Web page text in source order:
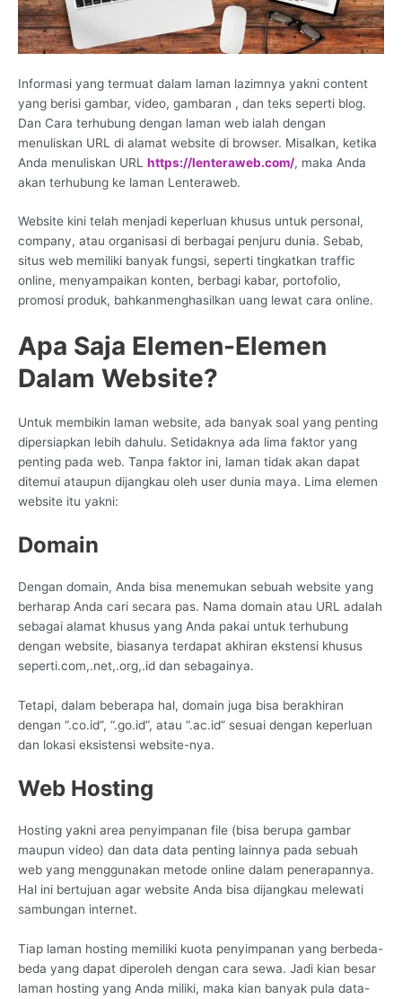
Informasi yang termuat dalam laman lazimnya yakni content
yang berisi gambar, video, gambaran , dan teks seperti blog.
Dan Cara terhubung dengan laman web ialah dengan
menuliskan URL di alamat website di browser. Misalkan, ketika
Anda menuliskan URL https://lenteraweb.com/, maka Anda
akan terhubung ke laman Lenteraweb.
Website kini telah menjadi keperluan khusus untuk personal,
company, atau organisasi di berbagai penjuru dunia. Sebab,
situs web memiliki banyak fungsi, seperti tingkatkan traffic
online, menyampaikan konten, berbagi kabar, portofolio,
promosi produk, bahkanmenghasilkan uang lewat cara online.
Apa Saja Elemen-Elemen
Dalam Website?
Untuk membikin laman website, ada banyak soal yang penting
dipersiapkan lebih dahulu. Setidaknya ada lima faktor yang
penting pada web. Tanpa faktor ini, laman tidak akan dapat
ditemui ataupun dijangkau oleh user dunia maya. Lima elemen
website itu yakni:
Domain
Dengan domain, Anda bisa menemukan sebuah website yang
berharap Anda cari secara pas. Nama domain atau URL adalah
sebagai alamat khusus yang Anda pakai untuk terhubung
dengan website, biasanya terdapat akhiran ekstensi khusus
seperti.com,.net,.org,.id dan sebagainya.
Tetapi, dalam beberapa hal, domain juga bisa berakhiran
dengan “.co.id”, “.go.id”, atau “.ac.id” sesuai dengan keperluan
dan lokasi eksistensi website-nya.
Web Hosting
Hosting yakni area penyimpanan file (bisa berupa gambar
maupun video) dan data data penting lainnya pada sebuah
web yang menggunakan metode online dalam penerapannya.
Hal ini bertujuan agar website Anda bisa dijangkau melewati
sambungan internet.
Tiap laman hosting memiliki kuota penyimpanan yang berbeda-
beda yang dapat diperoleh dengan cara sewa. Jadi kian besar
laman hosting yang Anda miliki, maka kian banyak pula data-